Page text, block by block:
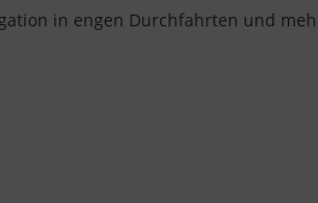
in engen Durchfahrten und